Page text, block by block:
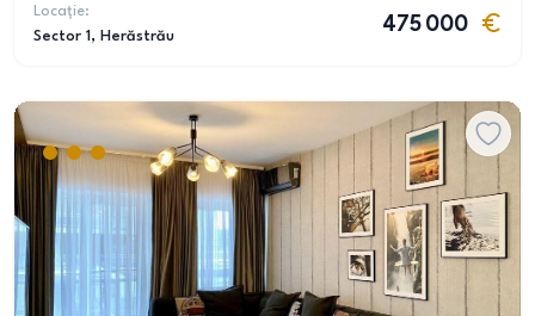
Locație:
Sector 1 , Herăstrău
475 000